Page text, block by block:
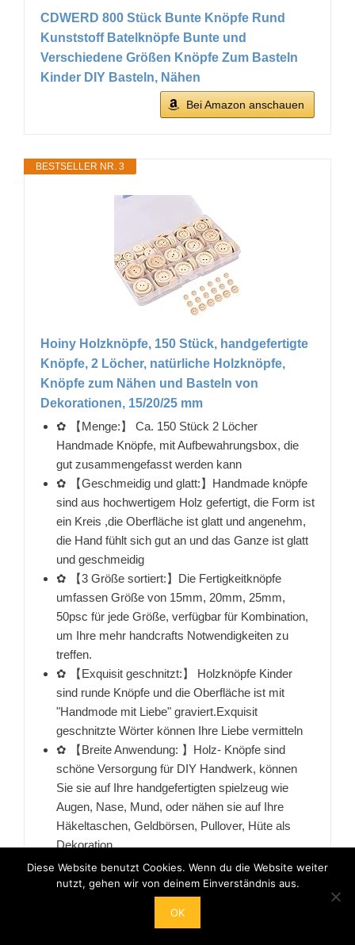
CDWERD 800 Stück Bunte Knöpfe Rund
Kunststoff Batelknöpfe Bunte und
Verschiedene Größen Knöpfe Zum Basteln
Kinder DIY Basteln, Nähen
Bei Amazon anschauen
BESTSELLER NR. 3
Hoiny Holzknöpfe, 150 Stück, handgefertigte
Knöpfe, 2 Löcher, natürliche Holzknöpfe,
Knöpfe zum Nähen und Basteln von
Dekorationen, 15/20/25 mm
✿ 【Menge:】 Ca. 150 Stück 2 Löcher
Handmade Knöpfe, mit Aufbewahrungsbox, die
gut zusammengefasst werden kann
✿ 【Geschmeidig und glatt:】Handmade knöpfe
sind aus hochwertigem Holz gefertigt, die Form ist
ein Kreis ,die Oberfläche ist glatt und angenehm,
die Hand fühlt sich gut an und das Ganze ist glatt
und geschmeidig
✿ 【3 Größe sortiert:】Die Fertigkeitknöpfe
umfassen Größe von 15mm, 20mm, 25mm,
50psc für jede Größe, verfügbar für Kombination,
um Ihre mehr handcrafts Notwendigkeiten zu
treffen.
✿ 【Exquisit geschnitzt:】 Holzknöpfe Kinder
sind runde Knöpfe und die Oberfläche ist mit
"Handmode mit Liebe" graviert.Exquisit
geschnitzte Wörter können Ihre Liebe vermitteln
✿ 【Breite Anwendung: 】Holz- Knöpfe sind
schöne Versorgung für DIY Handwerk, können
Sie sie auf Ihre handgefertigten spielzeug wie
Augen, Nase, Mund, oder nähen sie auf Ihre
Häkeltaschen, Geldbörsen, Pullover, Hüte als
Dekoration.
7,99 EUR
Bei Amazon anschauen
Diese Website benutzt Cookies. Wenn du die Website weiter
nutzt, gehen wir von deinem Einverständnis aus.
OK